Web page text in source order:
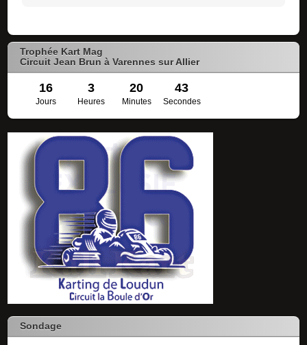
Trophée Kart Mag
Circuit Jean Brun à Varennes sur Allier
16 3 20 42
Jours Heures Minutes Secondes
Sondage